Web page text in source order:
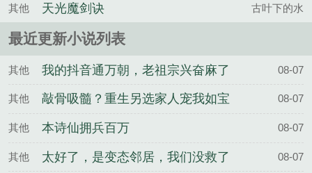
其他 天光魔剑诀 古叶下的水
最近更新小说列表
其他 我的抖音通万朝，老祖宗兴奋麻了 08-07
其他 敲骨吸髓？重生另选家人宠我如宝 08-07
其他 本诗仙拥兵百万 08-07
其他 太好了，是变态邻居，我们没救了 08-07